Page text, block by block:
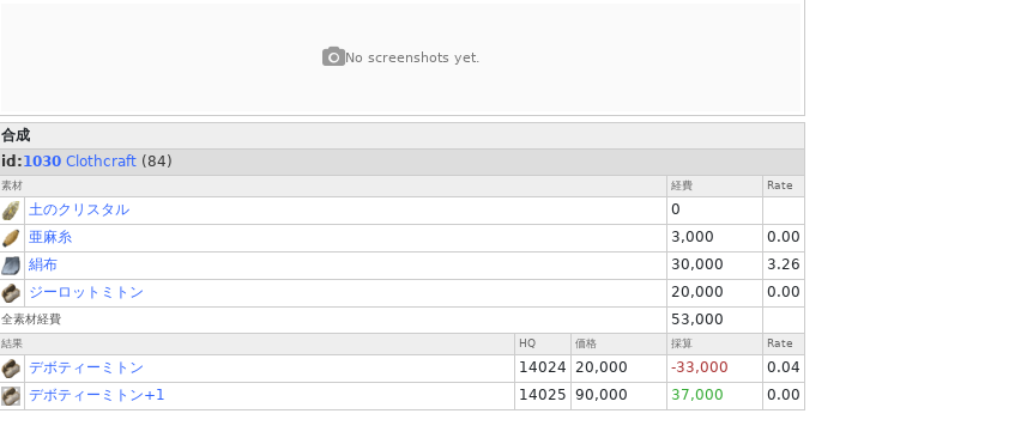
No screenshots yet.
合成
id:1030 Clothcraft (84)
素材 経費 Rate
土のクリスタル
0
亜麻糸
3,000
0.00
絹布
30,000
3.26
ジーロットミトン
20,000 0.00
全素材経費 53,000
結果 HQ 価格 採算 Rate
デボティーミトン 14024 20,000 -33,000
0.04
デボティーミトン+1
14025 90,000 37,000 0.00